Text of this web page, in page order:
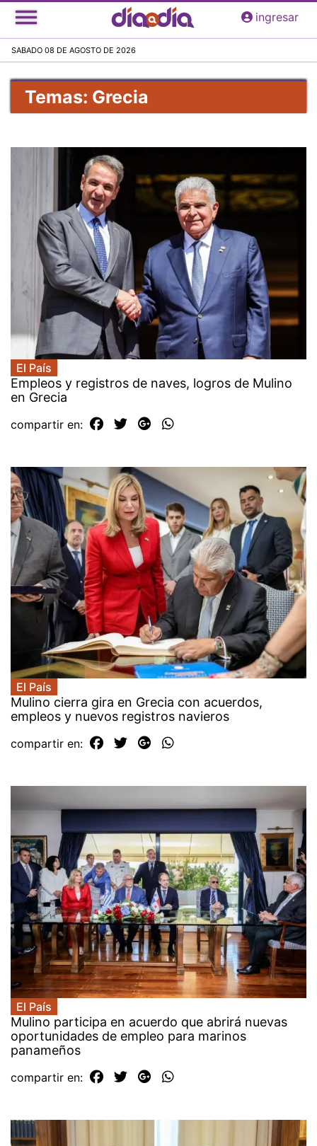
Pasar
al
principal
ingresar
SABADO 08 DE AGOSTO DE 2026
Temas: Grecia
El País
Empleos y registros de naves, logros de Mulino
en Grecia
compartir en:
El País
Mulino cierra gira en Grecia con acuerdos,
empleos y nuevos registros navieros
compartir en:
El País
Mulino participa en acuerdo que abrirá nuevas
oportunidades de empleo para marinos
panameños
compartir en: